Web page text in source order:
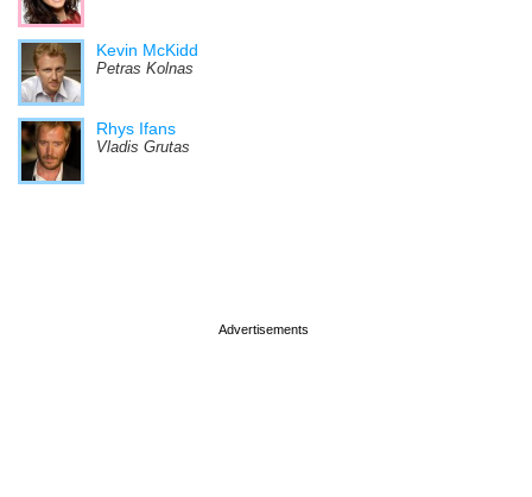
Kevin McKidd
Petras Kolnas
Rhys Ifans
Vladis Grutas